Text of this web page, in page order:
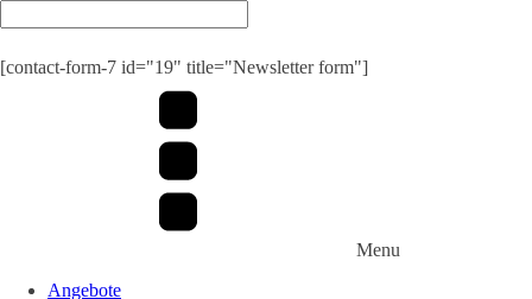
[contact-form-7 id="19" title="Newsletter form"]
Menu
Angebote